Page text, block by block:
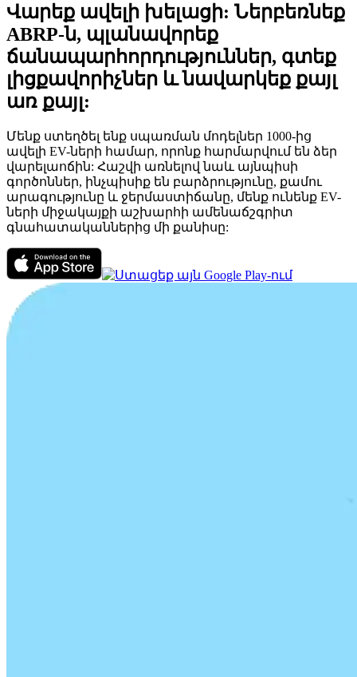
Վարեք ավելի խելացի: Ներբեռնեք
ABRP-ն, պլանավորեք
ճանապարհորդություններ, գտեք
լիցքավորիչներ և նավարկեք քայլ
առ քայլ:
Մենք ստեղծել ենք սպառման մոդելներ 1000-ից
ավելի EV-ների համար, որոնք հարմարվում են ձեր
վարելաոճին: Հաշվի առնելով նաև այնպիսի
գործոններ, ինչպիսիք են բարձրությունը, քամու
արագությունը և ջերմաստիճանը, մենք ունենք EV-
ների միջակայքի աշխարհի ամենաճշգրիտ
գնահատականներից մի քանիսը: